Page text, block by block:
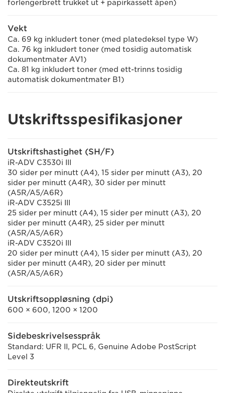
forlengerbrett trukket ut + papirkassett åpen)
Vekt
Ca. 69 kg inkludert toner (med platedeksel type W)
Ca. 76 kg inkludert toner (med tosidig automatisk
dokumentmater AV1)
Ca. 81 kg inkludert toner (med ett-trinns tosidig
automatisk dokumentmater B1)
Utskriftsspesifikasjoner
Utskriftshastighet (SH/F)
iR-ADV C3530i III
30 sider per minutt (A4), 15 sider per minutt (A3), 20
sider per minutt (A4R), 30 sider per minutt
(A5R/A5/A6R)
iR-ADV C3525i III
25 sider per minutt (A4), 15 sider per minutt (A3), 20
sider per minutt (A4R), 25 sider per minutt
(A5R/A5/A6R)
iR-ADV C3520i III
20 sider per minutt (A4), 15 sider per minutt (A3), 20
sider per minutt (A4R), 20 sider per minutt
(A5R/A5/A6R)
Utskriftsoppløsning (dpi)
600 × 600, 1200 × 1200
Sidebeskrivelsesspråk
Standard: UFR II, PCL 6, Genuine Adobe PostScript
Level 3
Direkteutskrift